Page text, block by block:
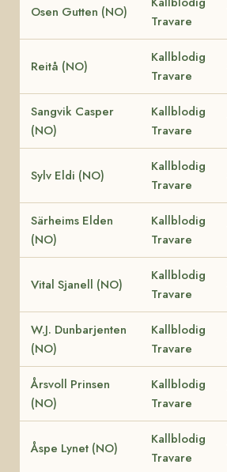
Osen Gutten (NO)
Travare
Reitå (NO)
Kallblodig
Travare
Sangvik Casper
(NO)
Kallblodig
Travare
Sylv Eldi (NO)
Kallblodig
Travare
Särheims Elden
(NO)
Kallblodig
Travare
Vital Sjanell (NO)
Kallblodig
Travare
W.J. Dunbarjenten
(NO)
Kallblodig
Travare
Årsvoll Prinsen
(NO)
Kallblodig
Travare
Åspe Lynet (NO)
Kallblodig
Travare